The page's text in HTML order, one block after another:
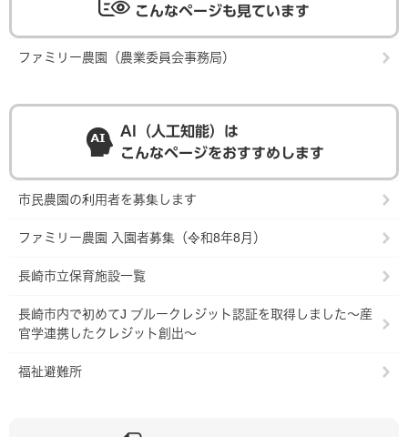
こんなページも見ています
ファミリー農園（農業委員会事務局）
AI（人工知能）は
こんなページをおすすめします
市民農園の利用者を募集します
ファミリー農園 入園者募集（令和8年8月）
長崎市立保育施設一覧
長崎市内で初めてJ ブルークレジット認証を取得しました～産
官学連携したクレジット創出～
福祉避難所